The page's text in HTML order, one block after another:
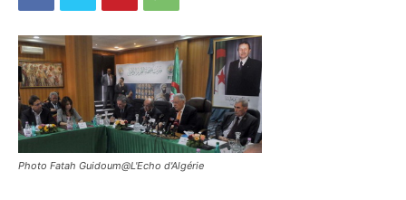
Photo Fatah Guidoum@L'Echo d'Algérie